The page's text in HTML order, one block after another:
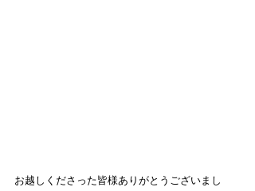
お越しくださった皆様ありがとうございまし